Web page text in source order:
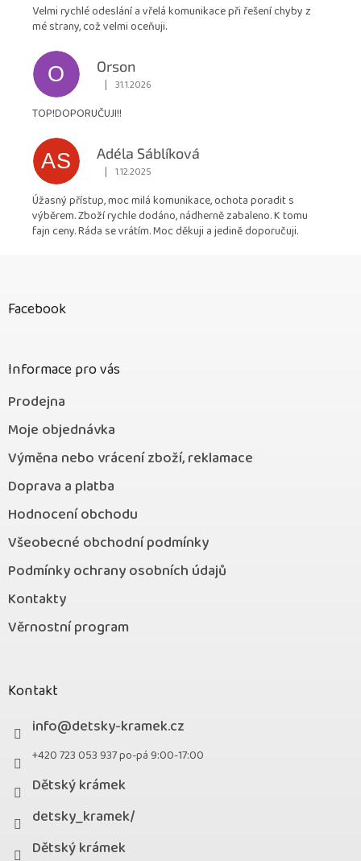
Velmi rychlé odeslání a vřelá komunikace při řešení chyby z
mé strany, což velmi oceňuji.
O
Orson
Hodnocení obchodu je 5 z 5 hvězdiček.
| 31.1.2026
TOP!DOPORUČUJI!!
AS
Adéla Sáblíková
Hodnocení obchodu je 5 z 5 hvězdiček.
| 1.12.2025
Úžasný přístup, moc milá komunikace, ochota poradit s
výběrem. Zboží rychle dodáno, nádherně zabaleno. K tomu
fajn ceny. Ráda se vrátím. Moc děkuji a jedině doporučuji.
Facebook
Informace pro vás
Prodejna
Moje objednávka
Výměna nebo vrácení zboží, reklamace
Doprava a platba
Hodnocení obchodu
Všeobecné obchodní podmínky
Podmínky ochrany osobních údajů
Kontakty
Věrnostní program
Kontakt
info@detsky-kramek.cz
+420 723 053 937 po-pá 9:00-17:00
Dětský krámek
detsky_kramek/
Dětský krámek